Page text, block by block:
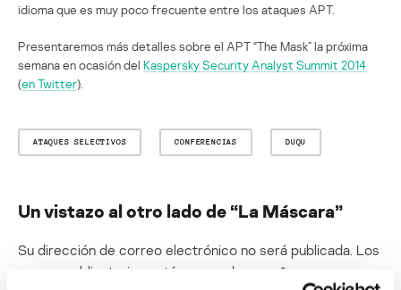
idioma que es muy poco frecuente entre los ataques APT.
Presentaremos más detalles sobre el APT “The Mask” la próxima
semana en ocasión del Kaspersky Security Analyst Summit 2014
(en Twitter).
ATAQUES SELECTIVOS CONFERENCIAS DUQU
Un vistazo al otro lado de “La Máscara”
Su dirección de correo electrónico no será publicada. Los
campos obligatorios están marcados con *